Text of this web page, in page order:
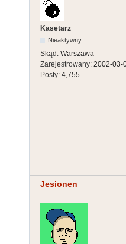
Kasetarz
Nieaktywny
Skąd: Warszawa
Zarejestrowany: 2002-03-
Posty: 4,755
Jesionen